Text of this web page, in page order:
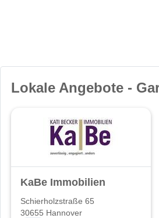
Lokale Angebote -
KaBe Immobilien
Schierholzstraße 65
30655 Hannover